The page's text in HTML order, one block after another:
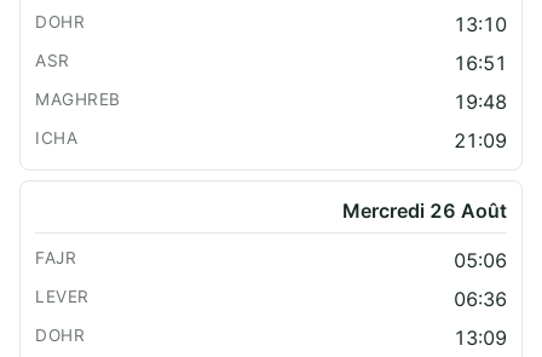
13:10
16:51
19:48
21:09
Mercredi 26 Août
05:06
06:36
13:09